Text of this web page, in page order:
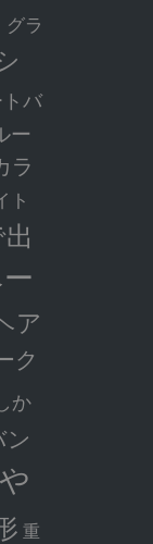
グラ
バ
ー
ラ
ト
ア
ク
か
重